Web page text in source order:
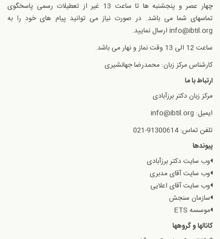
چهار عصر و پنجشنبه ها تا ساعت 13 غیر از تعطیلات رسمی پاسخگوی
تماسهای شما می باشد. در صورت نیاز می توانید پیام های خود را به
info@ibtil.org ارسال نمایید.
ساعت 12 الی 13 وقت نماز و نهار می باشد.
کارشناس مرکز زبان: محمدرضا جهانشیری
ارتباط با ما
مرکز زبان دکتر برزآبادی
ایمیل: info@ibtil.org
تلفن تماس: 91300614-021
پیوندها
وب سایت دکتر برزآبادی
وب سایت آقای مدبری
وب سایت آقای اعلایی
سازمان سنجش
موسسه ETS
کانالها و گروهها